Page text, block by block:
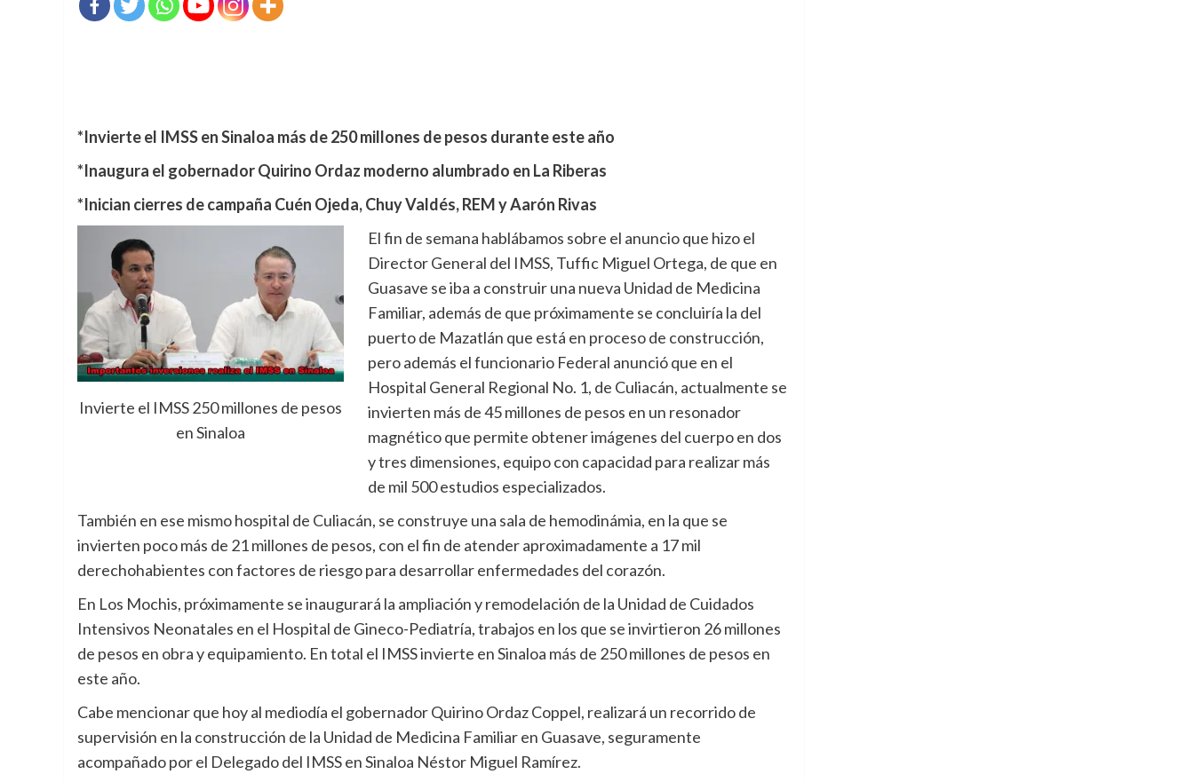
*Invierte el IMSS en Sinaloa más de 250 millones de pesos durante este año
*Inaugura el gobernador Quirino Ordaz moderno alumbrado en La Riberas
*Inician cierres de campaña Cuén Ojeda, Chuy Valdés, REM y Aarón Rivas
Invierte el IMSS 250 millones de pesos
en Sinaloa
El fin de semana hablábamos sobre el anuncio que hizo el
Director General del IMSS, Tuffic Miguel Ortega, de que en
Guasave se iba a construir una nueva Unidad de Medicina
Familiar, además de que próximamente se concluiría la del
puerto de Mazatlán que está en proceso de construcción,
pero además el funcionario Federal anunció que en el
Hospital General Regional No. 1, de Culiacán, actualmente se
invierten más de 45 millones de pesos en un resonador
magnético que permite obtener imágenes del cuerpo en dos
y tres dimensiones, equipo con capacidad para realizar más
de mil 500 estudios especializados.
También en ese mismo hospital de Culiacán, se construye una sala de hemodinámia, en la que se
invierten poco más de 21 millones de pesos, con el fin de atender aproximadamente a 17 mil
derechohabientes con factores de riesgo para desarrollar enfermedades del corazón.
En Los Mochis, próximamente se inaugurará la ampliación y remodelación de la Unidad de Cuidados
Intensivos Neonatales en el Hospital de Gineco-Pediatría, trabajos en los que se invirtieron 26 millones
de pesos en obra y equipamiento. En total el IMSS invierte en Sinaloa más de 250 millones de pesos en
este año.
Cabe mencionar que hoy al mediodía el gobernador Quirino Ordaz Coppel, realizará un recorrido de
supervisión en la construcción de la Unidad de Medicina Familiar en Guasave, seguramente
acompañado por el Delegado del IMSS en Sinaloa Néstor Miguel Ramírez.